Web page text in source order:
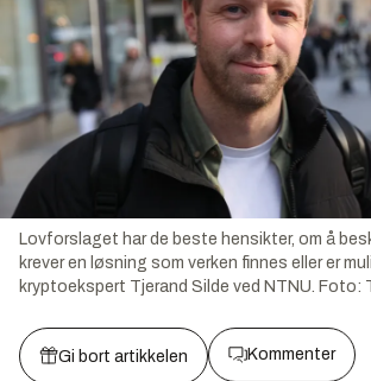
Lovforslaget har de beste hensikter, om å
krever en løsning som verken finnes eller er
kryptoekspert Tjerand Silde ved NTNU. Foto:
Gi bort artikkelen Kommenter